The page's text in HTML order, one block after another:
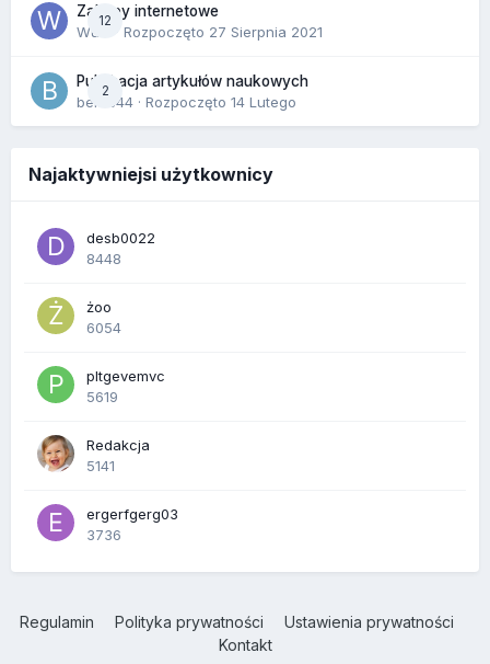
12
Zakupy internetowe
Wula
· Rozpoczęto 27 Sierpnia 2021
2
Publikacja artykułów naukowych
berus44 · Rozpoczęto 14 Lutego
Najaktywniejsi użytkownicy
desb0022
8448
żoo
6054
pltgevemvc
5619
Redakcja
5141
ergerfgerg03
3736
Regulamin Polityka prywatności
Ustawienia prywatności
Kontakt